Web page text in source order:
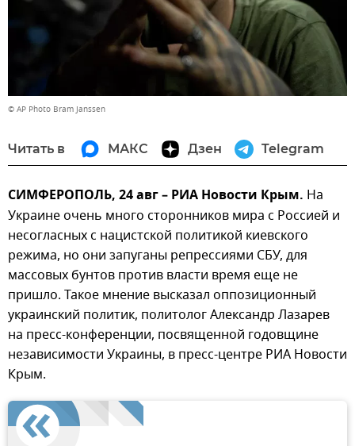
© AP Photo Bram Janssen
Читать в МАКС Дзен Telegram
СИМФЕРОПОЛЬ, 24 авг – РИА Новости Крым. На
Украине очень много сторонников мира с Россией и
несогласных с нацистской политикой киевского
режима, но они запуганы репрессиями СБУ, для
массовых бунтов против власти время еще не
пришло. Такое мнение высказал оппозиционный
украинский политик, политолог Александр Лазарев
на пресс-конференции, посвященной годовщине
независимости Украины, в пресс-центре РИА Новости
Крым.